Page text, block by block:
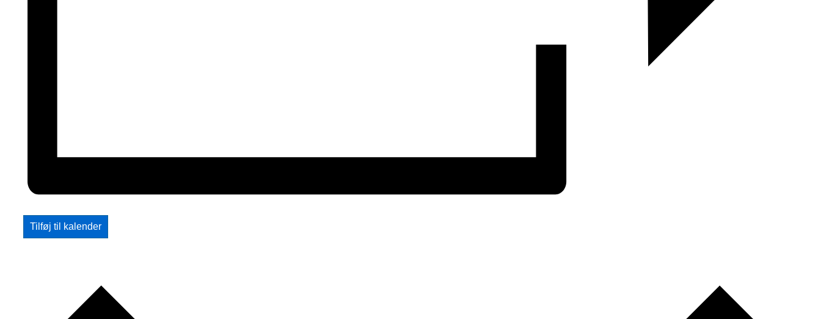
Tilføj til kalender